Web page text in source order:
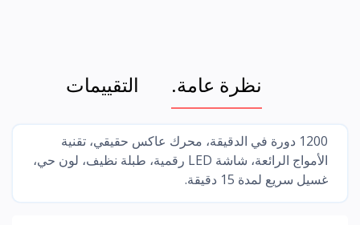
نظرة عامة. التقييمات
1200 دورة في الدقيقة، محرك عاكس حقيقي، تقنية
الأمواج الرائعة، شاشة LED رقمية، طبلة نظيف، لون حي،
غسيل سريع لمدة 15 دقيقة.